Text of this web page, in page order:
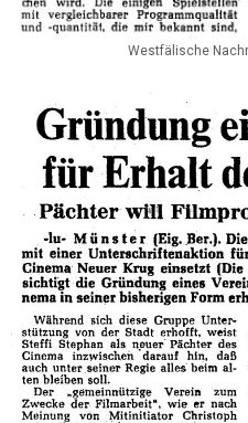
Westfälische